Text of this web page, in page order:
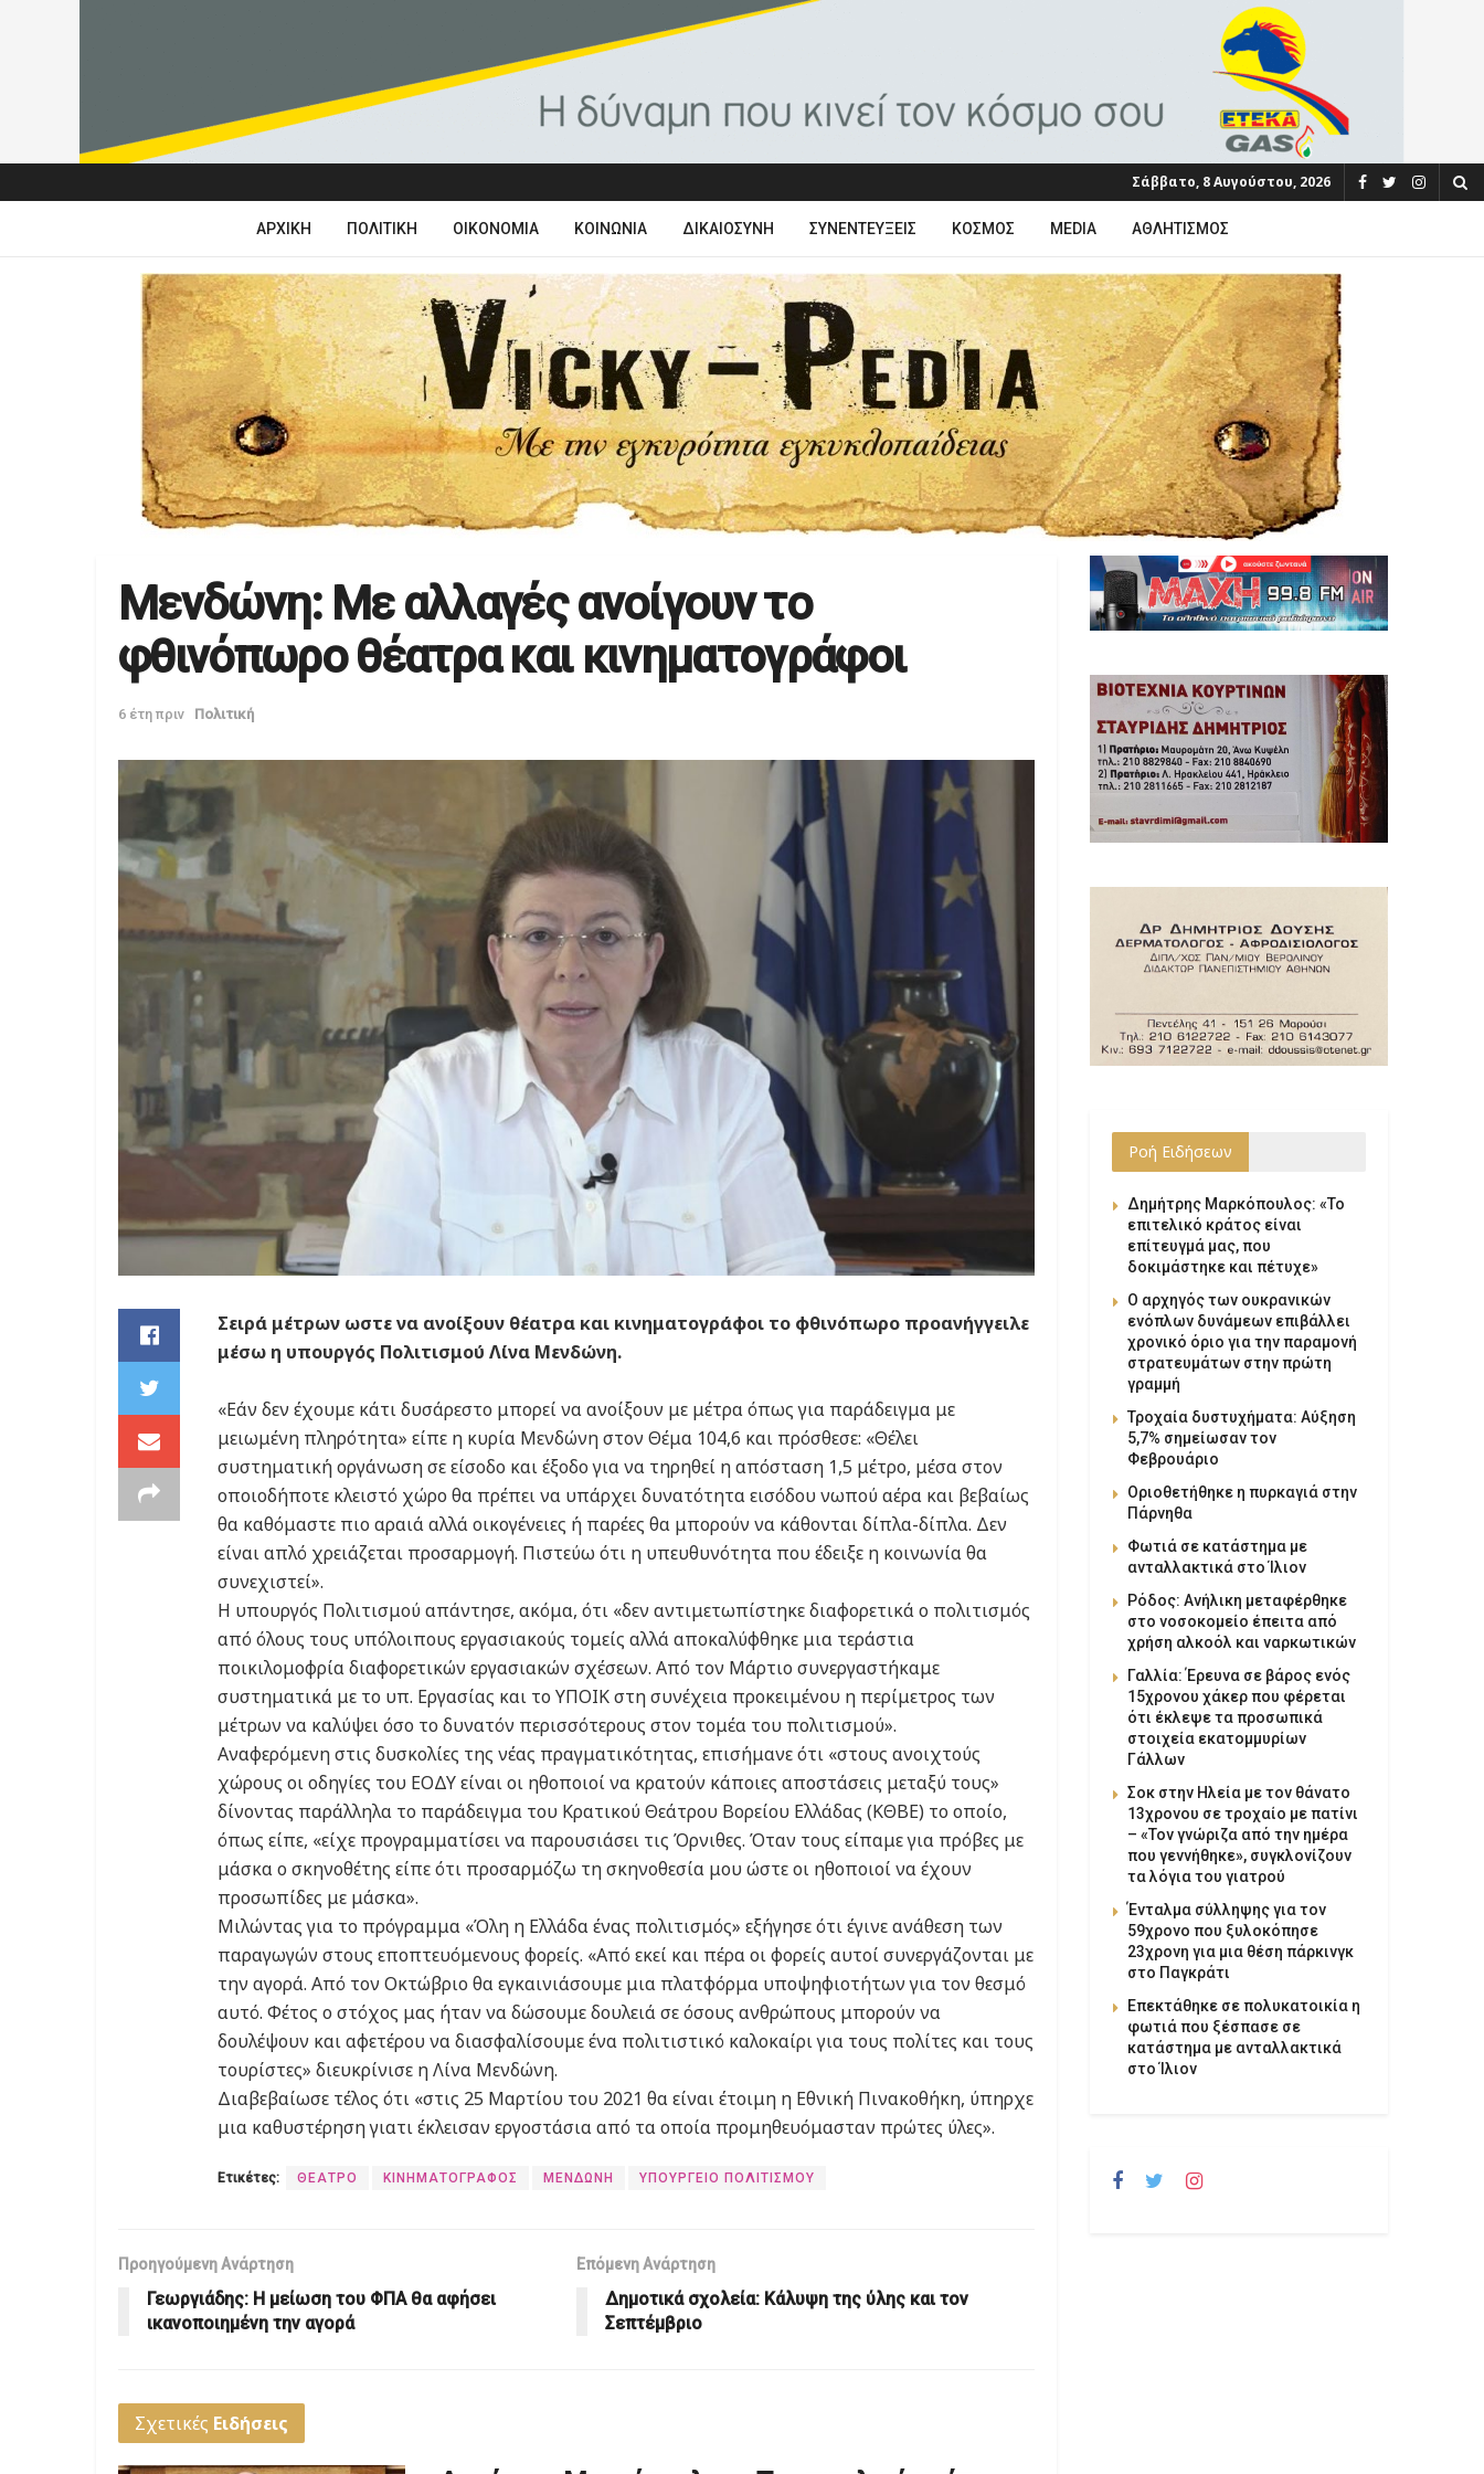
Σάββατο, 8 Αυγούστου, 2026
ΑΡΧΙΚΉ ΠΟΛΙΤΙΚΉ ΟΙΚΟΝΟΜΊΑ ΚΟΙΝΩΝΊΑ ΔΙΚΑΙΟΣΎΝΗ ΣΥΝΕΝΤΕΎΞΕΙΣ ΚΌΣΜΟΣ MEDIA ΑΘΛΗΤΙΣΜΌΣ
Μενδώνη: Με αλλαγές ανοίγουν το
φθινόπωρο θέατρα και κινηματογράφοι
6 έτη πριν Πολιτική
Σειρά μέτρων ωστε να ανοίξουν θέατρα και κινηματογράφοι το φθινόπωρο προανήγγειλε
μέσω η υπουργός Πολιτισμού Λίνα Μενδώνη.
«Εάν δεν έχουμε κάτι δυσάρεστο μπορεί να ανοίξουν με μέτρα όπως για παράδειγμα με
μειωμένη πληρότητα» είπε η κυρία Μενδώνη στον Θέμα 104,6 και πρόσθεσε: «Θέλει
συστηματική οργάνωση σε είσοδο και έξοδο για να τηρηθεί η απόσταση 1,5 μέτρο, μέσα στον
οποιοδήποτε κλειστό χώρο θα πρέπει να υπάρχει δυνατότητα εισόδου νωπού αέρα και βεβαίως
θα καθόμαστε πιο αραιά αλλά οικογένειες ή παρέες θα μπορούν να κάθονται δίπλα-δίπλα. Δεν
είναι απλό χρειάζεται προσαρμογή. Πιστεύω ότι η υπευθυνότητα που έδειξε η κοινωνία θα
συνεχιστεί».
Η υπουργός Πολιτισμού απάντησε, ακόμα, ότι «δεν αντιμετωπίστηκε διαφορετικά ο πολιτισμός
από όλους τους υπόλοιπους εργασιακούς τομείς αλλά αποκαλύφθηκε μια τεράστια
ποικιλομοφρία διαφορετικών εργασιακών σχέσεων. Από τον Μάρτιο συνεργαστήκαμε
συστηματικά με το υπ. Εργασίας και το ΥΠΟΙΚ στη συνέχεια προκειμένου η περίμετρος των
μέτρων να καλύψει όσο το δυνατόν περισσότερους στον τομέα του πολιτισμού».
Αναφερόμενη στις δυσκολίες της νέας πραγματικότητας, επισήμανε ότι «στους ανοιχτούς
χώρους οι οδηγίες του ΕΟΔΥ είναι οι ηθοποιοί να κρατούν κάποιες αποστάσεις μεταξύ τους»
δίνοντας παράλληλα το παράδειγμα του Κρατικού Θεάτρου Βορείου Ελλάδας (ΚΘΒΕ) το οποίο,
όπως είπε, «είχε προγραμματίσει να παρουσιάσει τις Όρνιθες. Όταν τους είπαμε για πρόβες με
μάσκα ο σκηνοθέτης είπε ότι προσαρμόζω τη σκηνοθεσία μου ώστε οι ηθοποιοί να έχουν
προσωπίδες με μάσκα».
Μιλώντας για το πρόγραμμα «Όλη η Ελλάδα ένας πολιτισμός» εξήγησε ότι έγινε ανάθεση των
παραγωγών στους εποπτευόμενους φορείς. «Από εκεί και πέρα οι φορείς αυτοί συνεργάζονται με
την αγορά. Από τον Οκτώβριο θα εγκαινιάσουμε μια πλατφόρμα υποψηφιοτήτων για τον θεσμό
αυτό. Φέτος ο στόχος μας ήταν να δώσουμε δουλειά σε όσους ανθρώπους μπορούν να
δουλέψουν και αφετέρου να διασφαλίσουμε ένα πολιτιστικό καλοκαίρι για τους πολίτες και τους
τουρίστες» διευκρίνισε η Λίνα Μενδώνη.
Διαβεβαίωσε τέλος ότι «στις 25 Μαρτίου του 2021 θα είναι έτοιμη η Εθνική Πινακοθήκη, ύπηρχε
μια καθυστέρηση γιατι έκλεισαν εργοστάσια από τα οποία προμηθευόμασταν πρώτες ύλες».
Ετικέτες: ΘΕΑΤΡΟ ΚΙΝΗΜΑΤΟΓΡΑΦΟΣ ΜΕΝΔΩΝΗ ΥΠΟΥΡΓΕΙΟ ΠΟΛΙΤΙΣΜΟΥ
Προηγούμενη Ανάρτηση
Γεωργιάδης: Η μείωση του ΦΠΑ θα αφήσει
ικανοποιημένη την αγορά
Επόμενη Ανάρτηση
Δημοτικά σχολεία: Κάλυψη της ύλης και τον
Σεπτέμβριο
Σχετικές Ειδήσεις
Ροή Ειδήσεων
Δημήτρης Μαρκόπουλος: «Το
επιτελικό κράτος είναι
επίτευγμά μας, που
δοκιμάστηκε και πέτυχε»
Ο αρχηγός των ουκρανικών
ενόπλων δυνάμεων επιβάλλει
χρονικό όριο για την παραμονή
στρατευμάτων στην πρώτη
γραμμή
Τροχαία δυστυχήματα: Αύξηση
5,7% σημείωσαν τον
Φεβρουάριο
Οριοθετήθηκε η πυρκαγιά στην
Πάρνηθα
Φωτιά σε κατάστημα με
ανταλλακτικά στο Ίλιον
Ρόδος: Ανήλικη μεταφέρθηκε
στο νοσοκομείο έπειτα από
χρήση αλκοόλ και ναρκωτικών
Γαλλία: Έρευνα σε βάρος ενός
15χρονου χάκερ που φέρεται
ότι έκλεψε τα προσωπικά
στοιχεία εκατομμυρίων
Γάλλων
Σοκ στην Ηλεία με τον θάνατο
13χρονου σε τροχαίο με πατίνι
– «Τον γνώριζα από την ημέρα
που γεννήθηκε», συγκλονίζουν
τα λόγια του γιατρού
Ένταλμα σύλληψης για τον
59χρονο που ξυλοκόπησε
23χρονη για μια θέση πάρκινγκ
στο Παγκράτι
Επεκτάθηκε σε πολυκατοικία η
φωτιά που ξέσπασε σε
κατάστημα με ανταλλακτικά
στο Ίλιον